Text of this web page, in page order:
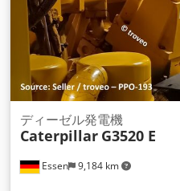
Essen 9,184 km
ディーゼル発電機
Caterpillar G3520 E